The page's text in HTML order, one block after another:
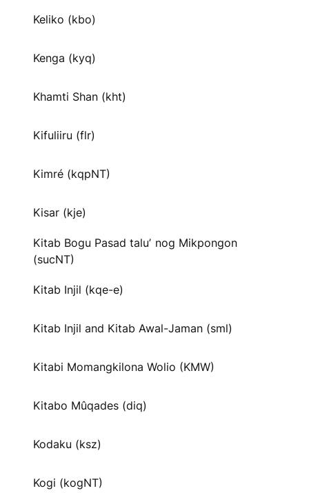
Keliko (kbo)
Kenga (kyq)
Khamti Shan (kht)
Kifuliiru (flr)
Kimré (kqpNT)
Kisar (kje)
Kitab Bogu Pasad taluʼ nog Mikpongon
(sucNT)
Kitab Injil (kqe-e)
Kitab Injil and Kitab Awal-Jaman (sml)
Kitabi Momangkilona Wolio (KMW)
Kitabo Mûqades (diq)
Kodaku (ksz)
Kogi (kogNT)